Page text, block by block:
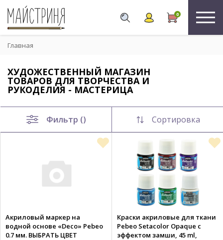
0
Главная
ХУДОЖЕСТВЕННЫЙ МАГАЗИН
ТОВАРОВ ДЛЯ ТВОРЧЕСТВА И
РУКОДЕЛИЯ - МАСТЕРИЦА
Фильтр () Сортировка
Акриловый маркер на
водной основе «Deco» Pebeo
0.7 мм. ВЫБРАТЬ ЦВЕТ
Краски акриловые для ткани
Pebeo Setacolor Opaque с
эффектом замши, 45 ml,